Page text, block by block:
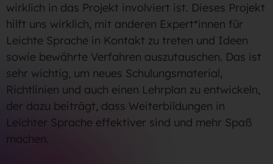
wirklich in das Projekt involviert ist. Dieses Projekt
hilft uns wirklich, mit anderen Expert*innen für
Leichte Sprache in Kontakt zu treten und Ideen
sowie bewährte Verfahren auszutauschen. Das ist
sehr wichtig, um neues Schulungsmaterial,
Richtlinien und auch einen Lehrplan zu entwickeln,
der dazu beiträgt, dass Weiterbildungen in
Leichter Sprache effektiver sind und mehr Spaß
machen.